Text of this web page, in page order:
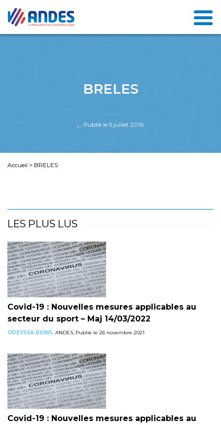
BRELES
, , Publié le 5 juillet 2016
Accueil > BRELES
LES PLUS LUS
Covid-19 : Nouvelles mesures applicables au
secteur du sport – Maj 14/03/2022
ODEYSSA DENIS, ANDES, Publié le 26 novembre 2021
Covid-19 : Nouvelles mesures applicables au